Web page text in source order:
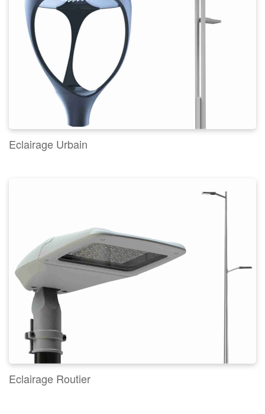
Eclairage Urbain
Eclairage Routier